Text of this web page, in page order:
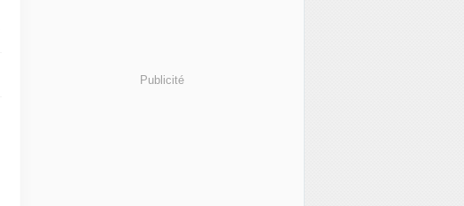
Publicité